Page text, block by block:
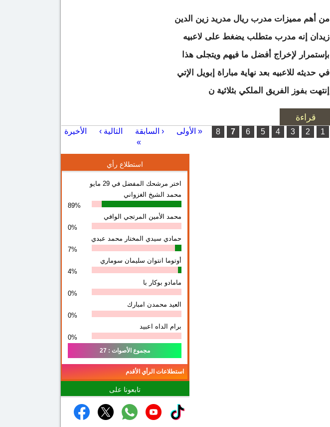
من أهم مميزات مدرب ريال مدريد زين الدين
زيدان إنه مدرب متطلب يضغط على لاعبيه
بإستمرار لإخراج أفضل ما فيهم ويتجلى هذا
في حديثه للاعبيه بعد نهاية مباراة إبويل الإتي
إنتهت بفوز الفريق الملكي بثلاثية ن
قراءة
المزيدحول مفاجئات في حديث زيدان للاعبي ريال مدريد بعد مباراة إبويل ؟ الصفحات « الأولى ‹ السابقة 1
2
3
4
5
6
7
8 التالية ›
الأخيرة
»
استطلاع رأي
اختر مرشحك المفضل في 29 مايو
محمد الشيخ الغزواني
89%
محمد الأمين المرتجي الوافي
0%
حمادي سيدي المختار محمد عبدي
7%
أوتوما انتوان سلیمان سوماري
4%
مامادو بوكار با
0%
العيد محمدن امبارك
0%
برام الداه اعبيد
0%
مجموع الأصوات : 27
استطلاعات الرأي الأقدم
تابعونا على